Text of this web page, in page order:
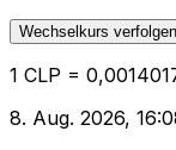
Wechselkurs verfolgen
1 CLP =
8. Aug. 2026,